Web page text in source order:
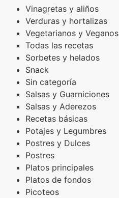
Vinagretas y aliños
Verduras y hortalizas
Vegetarianos y Veganos
Todas las recetas
Sorbetes y helados
Snack
Sin categoría
Salsas y Guarniciones
Salsas y Aderezos
Recetas básicas
Potajes y Legumbres
Postres y Dulces
Postres
Platos principales
Platos de fondos
Picoteos